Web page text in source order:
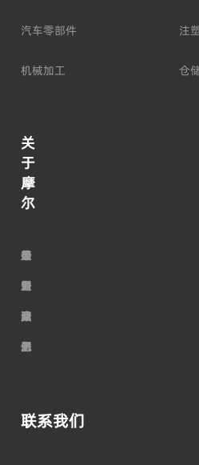
汽车零部件 注
机械加工 仓
关
于
摩
尔
走
进
摩
尔
荣
誉
资
质
公
司
服
务
最
新
动
态
行
业
资
讯
加
入
我
们
联系我们